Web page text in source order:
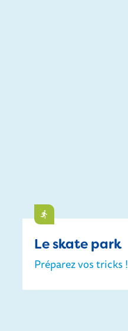
Faire
Le skate park
Préparez vos tricks !